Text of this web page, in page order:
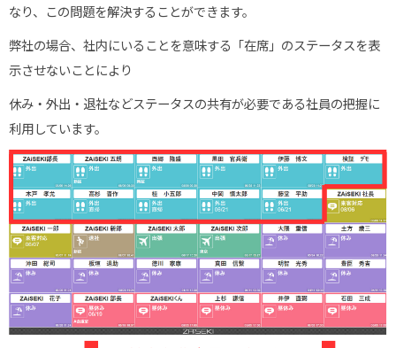
なり、この問題を解決することができます。
弊社の場合、社内にいることを意味する「在席」のステータスを表
示させないことにより
休み・外出・退社などステータスの共有が必要である社員の把握に
利用しています。